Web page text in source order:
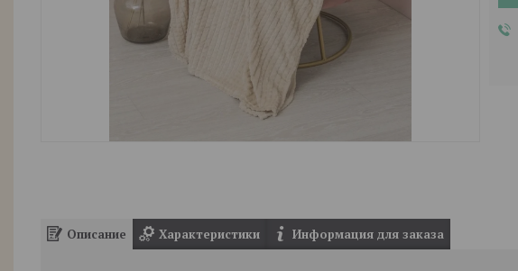
Описание Характеристики Информация для заказа